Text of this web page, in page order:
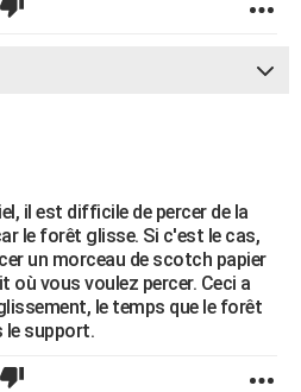
il est difficile de percer de la
le forêt glisse. Si c'est le cas,
un morceau de scotch papier
où vous voulez percer. Ceci a
le temps que le forêt
le support.